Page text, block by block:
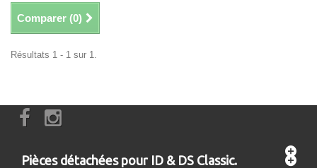
Comparer (0)
Résultats 1 - 1 sur 1.
Pièces détachées pour ID & DS Classic.